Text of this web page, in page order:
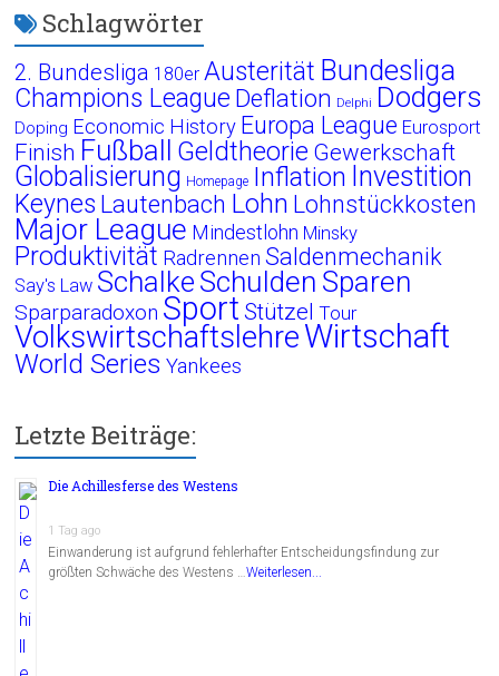
Schlagwörter
2. Bundesliga 180er Austerität Bundesliga
Champions League Deflation Delphi Dodgers
Doping Economic History Europa League Eurosport
Finish Fußball Geldtheorie Gewerkschaft
Globalisierung Homepage Inflation Investition
Keynes Lautenbach Lohn Lohnstückkosten
Major League Mindestlohn Minsky
Produktivität Radrennen Saldenmechanik
Say's Law Schalke Schulden Sparen
Sparparadoxon Sport Stützel Tour
VolkswirtschaftslehreWirtschaft
World Series Yankees
Letzte Beiträge:
Die Achillesferse des Westens
1 Tag ago
Einwanderung ist aufgrund fehlerhafter Entscheidungsfindung zur
größten Schwäche des Westens …Weiterlesen...